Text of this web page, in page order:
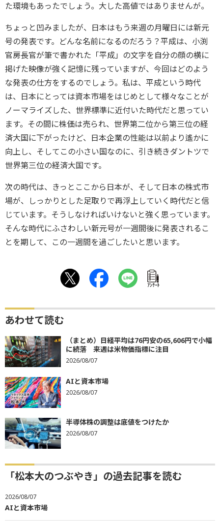
た環境もあったでしょう。大した高値ではありませんが。
ちょっと凹みましたが、日本はもう来週の月曜日には新元
号の発表です。どんな名前になるのだろう？平成は、小渕
官房長官が筆で書かれた「平成」の文字を自分の顔の横に
掲げた映像が強く記憶に残っていますが、今回はどのよう
な発表の仕方をするのでしょう。私は、平成という時代
は、日本にとっては資本市場をはじめとして様々なことが
ノーマライズした、世界標準に近付いた時代だと思ってい
ます。その間に株価は売られ、世界第二位から第三位の経
済大国に下がったけど、日本企業の性能は以前より遙かに
向上し、そしてこの小さい国なのに、引き続きダントツで
世界第三位の経済大国です。
次の時代は、きっとここから日本が、そして日本の株式市
場が、しっかりとした足取りで再浮上していく時代だと信
じています。そうしなければいけないと強く思っています。
そんな時代にふさわしい新元号が一週間後に発表されるこ
とを期して、この一週間を過ごしたいと思います。
ｱﾝｹｰﾄ
あわせて読む
（まとめ）日経平均は76円安の65,606円で小幅
に続落 来週は米物価指標に注目
2026/08/07
AIと資本市場
2026/08/07
半導体株の調整は底値をつけたか
2026/08/07
「松本大のつぶやき」の過去記事を読む
2026/08/07
AIと資本市場